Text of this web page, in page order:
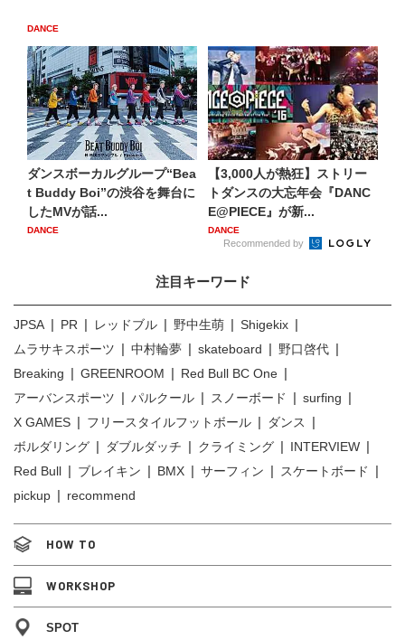
DANCE
ダンスボーカルグループ“Bea
t Buddy Boi”の渋谷を舞台に
したMVが話...
DANCE
​【3,000人が熱狂】ストリー
トダンスの大忘年会『DANC
E@PIECE』が新...
DANCE
Recommended by
注目キーワード
JPSA PR レッドブル 野中生萌
Shigekix
ムラサキスポーツ
中村輪夢 skateboard
野口啓代
Breaking
GREENROOM
Red Bull BC One
アーバンスポーツ
パルクール スノーボード
surfing
X GAMES
フリースタイルフットボール
ダンス
ボルダリング
ダブルダッチ クライミング
INTERVIEW
Red Bull
ブレイキン BMX サーフィン
スケートボード
pickup
recommend
HOW TO
WORKSHOP
SPOT